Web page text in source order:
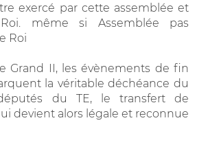
exercé par cette assemblée et
même si Assemblée pas
Roi
Grand II, les évènements de fin
la véritable déchéance du
du TE, le transfert de
devient alors légale et reconnue